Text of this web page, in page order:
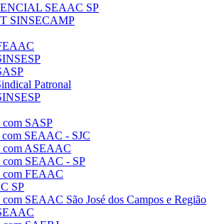
SEAAC SP
SINSECAMP
Patronal
com SASP
SEAAC - SJC
com ASEAAC
com SEAAC - SP
com FEAAC
SP
SEAAC São José dos Campos e Região